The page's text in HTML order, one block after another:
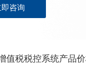
咨询
值税税控系统产品